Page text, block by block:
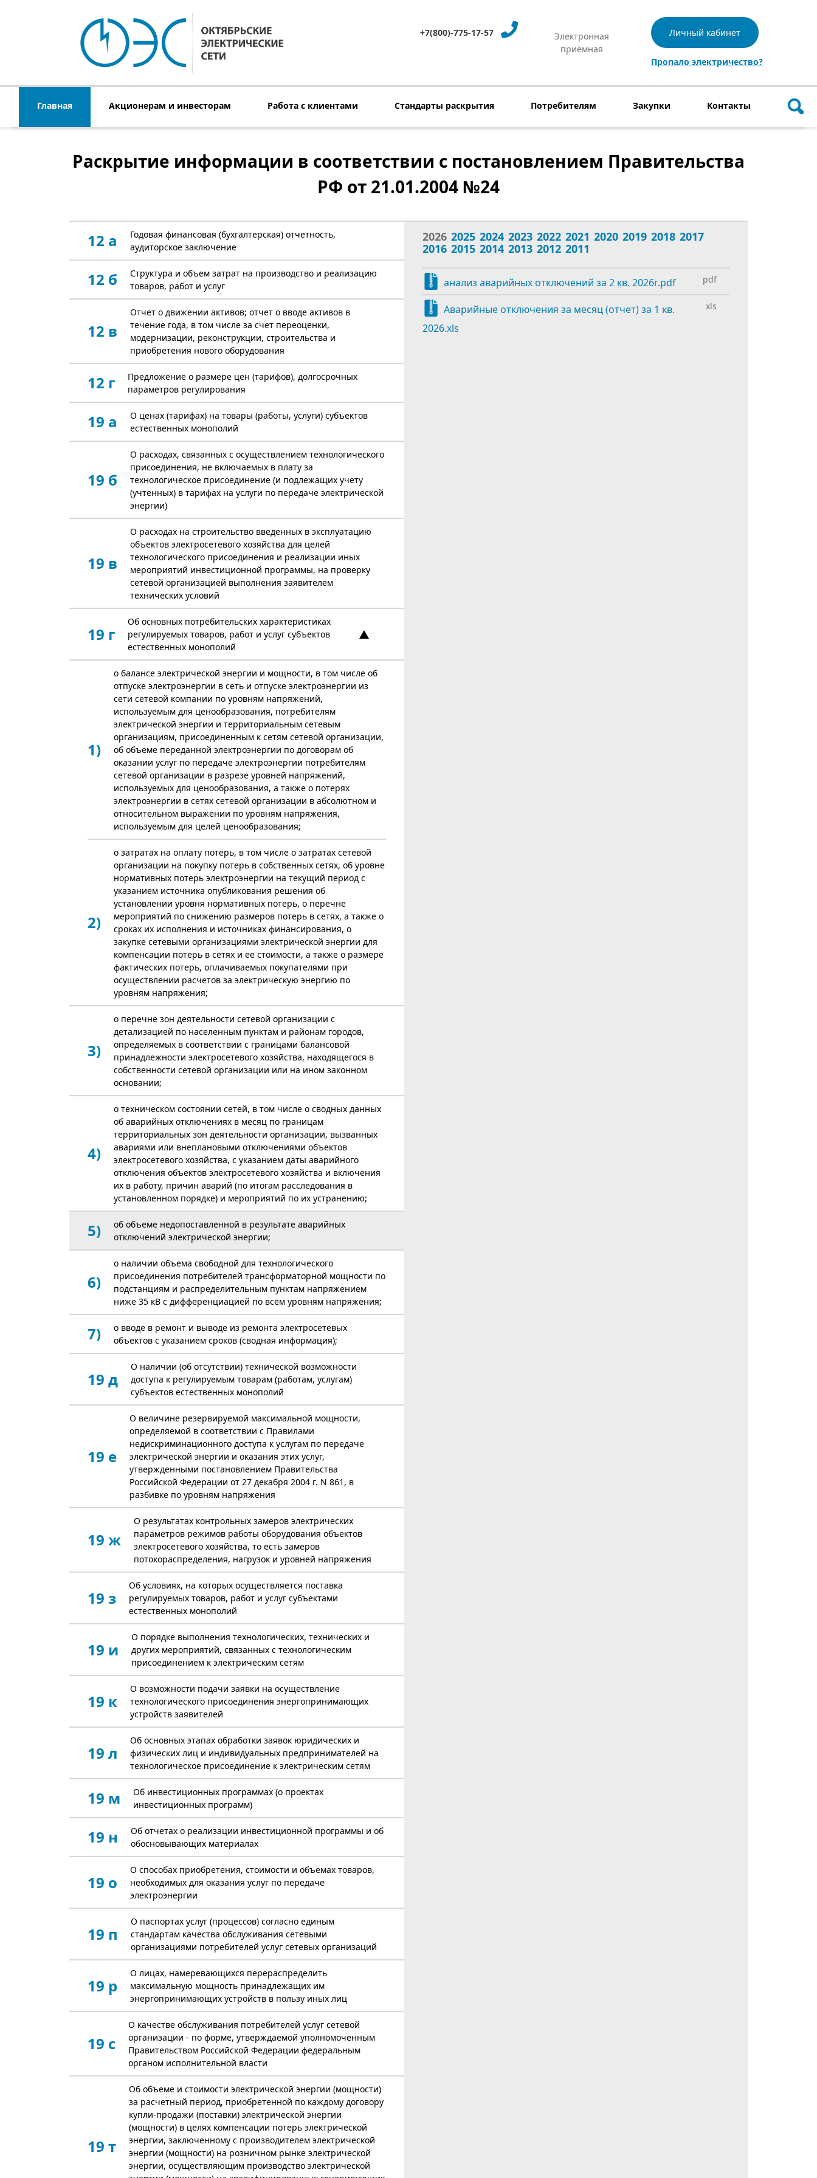
+7(800)-775-17-57
Электронная
приёмная
Личный кабинет
Пропало электричество?
Главная Акционерам и инвесторам Работа с клиентами Стандарты раскрытия Потребителям Закупки Контакты
Раскрытие информации в соответствии с постановлением Правительства
РФ от 21.01.2004 №24
12 а
Годовая финансовая (бухгалтерская) отчетность,
аудиторское заключение
12 б
Структура и объем затрат на производство и реализацию
товаров, работ и услуг
12 в
Отчет о движении активов; отчет о вводе активов в
течение года, в том числе за счет переоценки,
модернизации, реконструкции, строительства и
приобретения нового оборудования
12 г
Предложение о размере цен (тарифов), долгосрочных
параметров регулирования
19 а
О ценах (тарифах) на товары (работы, услуги) субъектов
естественных монополий
19 б
О расходах, связанных с осуществлением технологического
присоединения, не включаемых в плату за
технологическое присоединение (и подлежащих учету
(учтенных) в тарифах на услуги по передаче электрической
энергии)
19 в
О расходах на строительство введенных в эксплуатацию
объектов электросетевого хозяйства для целей
технологического присоединения и реализации иных
мероприятий инвестиционной программы, на проверку
сетевой организацией выполнения заявителем
технических условий
19 г
Об основных потребительских характеристиках
регулируемых товаров, работ и услуг субъектов
естественных монополий
1)
о балансе электрической энергии и мощности, в том числе об
отпуске электроэнергии в сеть и отпуске электроэнергии из
сети сетевой компании по уровням напряжений,
используемым для ценообразования, потребителям
электрической энергии и территориальным сетевым
организациям, присоединенным к сетям сетевой организации,
об объеме переданной электроэнергии по договорам об
оказании услуг по передаче электроэнергии потребителям
сетевой организации в разрезе уровней напряжений,
используемых для ценообразования, а также о потерях
электроэнергии в сетях сетевой организации в абсолютном и
относительном выражении по уровням напряжения,
используемым для целей ценообразования;
2)
о затратах на оплату потерь, в том числе о затратах сетевой
организации на покупку потерь в собственных сетях, об уровне
нормативных потерь электроэнергии на текущий период с
указанием источника опубликования решения об
установлении уровня нормативных потерь, о перечне
мероприятий по снижению размеров потерь в сетях, а также о
сроках их исполнения и источниках финансирования, о
закупке сетевыми организациями электрической энергии для
компенсации потерь в сетях и ее стоимости, а также о размере
фактических потерь, оплачиваемых покупателями при
осуществлении расчетов за электрическую энергию по
уровням напряжения;
3)
о перечне зон деятельности сетевой организации с
детализацией по населенным пунктам и районам городов,
определяемых в соответствии с границами балансовой
принадлежности электросетевого хозяйства, находящегося в
собственности сетевой организации или на ином законном
основании;
4)
о техническом состоянии сетей, в том числе о сводных данных
об аварийных отключениях в месяц по границам
территориальных зон деятельности организации, вызванных
авариями или внеплановыми отключениями объектов
электросетевого хозяйства, с указанием даты аварийного
отключения объектов электросетевого хозяйства и включения
их в работу, причин аварий (по итогам расследования в
установленном порядке) и мероприятий по их устранению;
5)
об объеме недопоставленной в результате аварийных
отключений электрической энергии;
6)
о наличии объема свободной для технологического
присоединения потребителей трансформаторной мощности по
подстанциям и распределительным пунктам напряжением
ниже 35 кВ с дифференциацией по всем уровням напряжения;
7)
о вводе в ремонт и выводе из ремонта электросетевых
объектов с указанием сроков (сводная информация);
19 д
О наличии (об отсутствии) технической возможности
доступа к регулируемым товарам (работам, услугам)
субъектов естественных монополий
19 е
О величине резервируемой максимальной мощности,
определяемой в соответствии с Правилами
недискриминационного доступа к услугам по передаче
электрической энергии и оказания этих услуг,
утвержденными постановлением Правительства
Российской Федерации от 27 декабря 2004 г. N 861, в
разбивке по уровням напряжения
19 ж
О результатах контрольных замеров электрических
параметров режимов работы оборудования объектов
электросетевого хозяйства, то есть замеров
потокораспределения, нагрузок и уровней напряжения
19 з
Об условиях, на которых осуществляется поставка
регулируемых товаров, работ и услуг субъектами
естественных монополий
19 и
О порядке выполнения технологических, технических и
других мероприятий, связанных с технологическим
присоединением к электрическим сетям
19 к
О возможности подачи заявки на осуществление
технологического присоединения энергопринимающих
устройств заявителей
19 л
Об основных этапах обработки заявок юридических и
физических лиц и индивидуальных предпринимателей на
технологическое присоединение к электрическим сетям
19 м
Об инвестиционных программах (о проектах
инвестиционных программ)
19 н
Об отчетах о реализации инвестиционной программы и об
обосновывающих материалах
19 о
О способах приобретения, стоимости и объемах товаров,
необходимых для оказания услуг по передаче
электроэнергии
19 п
О паспортах услуг (процессов) согласно единым
стандартам качества обслуживания сетевыми
организациями потребителей услуг сетевых организаций
19 р
О лицах, намеревающихся перераспределить
максимальную мощность принадлежащих им
энергопринимающих устройств в пользу иных лиц
19 с
О качестве обслуживания потребителей услуг сетевой
организации - по форме, утверждаемой уполномоченным
Правительством Российской Федерации федеральным
органом исполнительной власти
19 т
Об объеме и стоимости электрической энергии (мощности)
за расчетный период, приобретенной по каждому договору
купли-продажи (поставки) электрической энергии
(мощности) в целях компенсации потерь электрической
энергии, заключенному с производителем электрической
энергии (мощности) на розничном рынке электрической
энергии, осуществляющим производство электрической
2026 2025 2024 2023 2022 2021 2020 2019 2018 2017
2016 2015 2014 2013 2012 2011
анализ аварийных отключений за 2 кв. 2026г.pdf pdf
Аварийные отключения за месяц (отчет) за 1 кв.
2026.xls
xls